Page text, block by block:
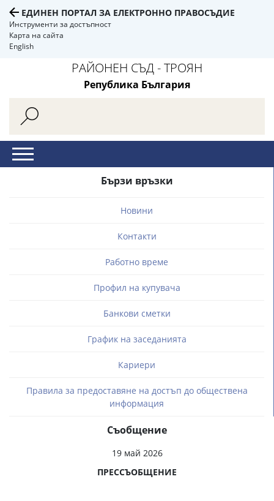
ЕДИНЕН ПОРТАЛ ЗА ЕЛЕКТРОННО ПРАВОСЪДИЕ
Инструменти за достъпност
Карта на сайта
English
РАЙОНЕН СЪД - ТРОЯН
Република България
Бързи връзки
Новини
Контакти
Работно време
Профил на купувача
Банкови сметки
График на заседанията
Кариери
Правила за предоставяне на достъп до обществена
информация
Съобщение
19 май 2026
ПРЕССЪОБЩЕНИЕ